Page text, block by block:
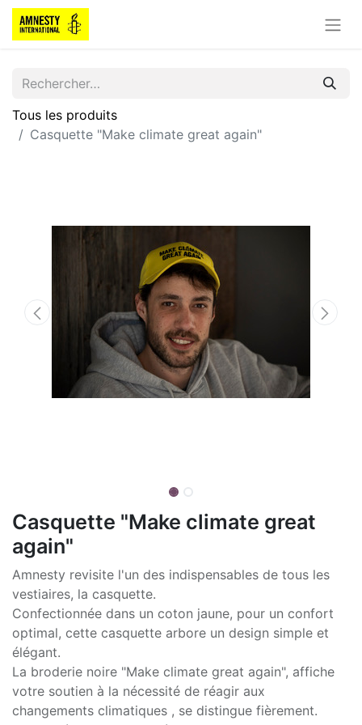
Tous les produits
Casquette "Make climate great again"
Casquette "Make climate great
again"
Amnesty revisite l'un des indispensables de tous les
vestiaires, la casquette.
Confectionnée dans un coton jaune, pour un confort
optimal, cette casquette arbore un design simple et
élégant.
La broderie noire "Make climate great again", affiche
votre soutien à la nécessité de réagir aux
changements climatiques , se distingue fièrement.